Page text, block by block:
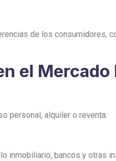
de los consumidores,
el
personal, alquiler o reventa.
inmobiliario, bancos y otras